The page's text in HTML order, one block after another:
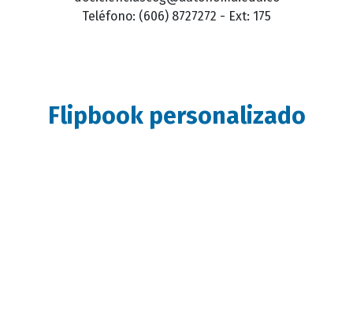
Teléfono: (606) 8727272 - Ext: 175
Flipbook personalizado